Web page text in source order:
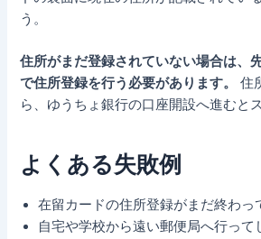
う。
住所がまだ登録されていない場合は、
で住所登録を行う必要があります。
住
ら、ゆうちょ銀行の口座開設へ進むと
よくある失敗例
在留カードの住所登録がまだ終わっ
自宅や学校から遠い郵便局へ行って